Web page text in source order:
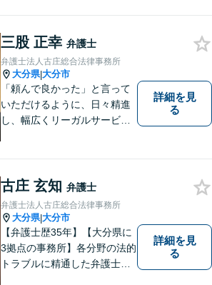
相談可】分かりやすい言葉
で、明確に判断をお示しし、
問題解決をサポートいたしま
す。
三股 正幸 弁護士
弁護士法人古庄総合法律事務所
大分県|大分市
「頼んで良かった」と言って
いただけるように、日々精進
し、幅広くリーガルサービス
詳細を見
る
古庄 玄知 弁護士
弁護士法人古庄総合法律事務所
大分県|大分市
【弁護士歴35年】【大分県に
3拠点の事務所】各分野の法的
トラブルに精通した弁護士で
詳細を見
る